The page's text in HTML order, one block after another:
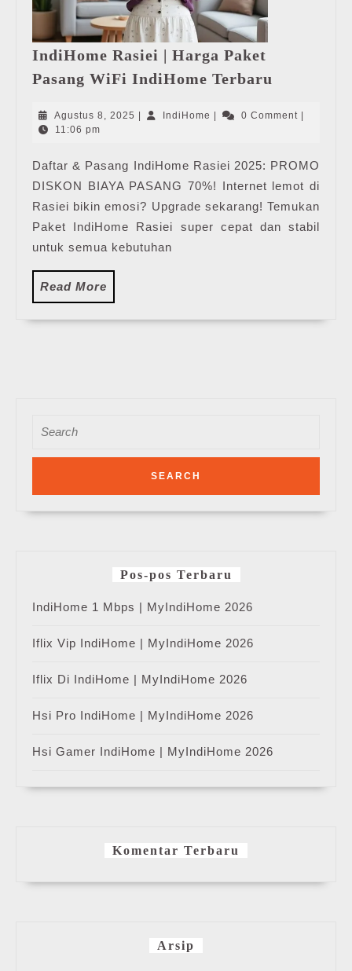
IndiHome Rasiei | Harga Paket
Pasang WiFi IndiHome Terbaru
|
Pasang
WiFi
IndiHome
Terbaru
Agustus 8, 2025 Agustus
| IndiHome IndiHome
| 0 Comment |
11:06 pm
Daftar & Pasang IndiHome Rasiei 2025: PROMO
DISKON BIAYA PASANG 70%! Internet lemot di
Rasiei bikin emosi? Upgrade sekarang! Temukan
Paket IndiHome Rasiei super cepat dan stabil
untuk semua kebutuhan
Read More
More
for:
Pos-pos Terbaru
IndiHome 1 Mbps | MyIndiHome 2026
Iflix Vip IndiHome | MyIndiHome 2026
Iflix Di IndiHome | MyIndiHome 2026
Hsi Pro IndiHome | MyIndiHome 2026
Hsi Gamer IndiHome | MyIndiHome 2026
Komentar Terbaru
Arsip